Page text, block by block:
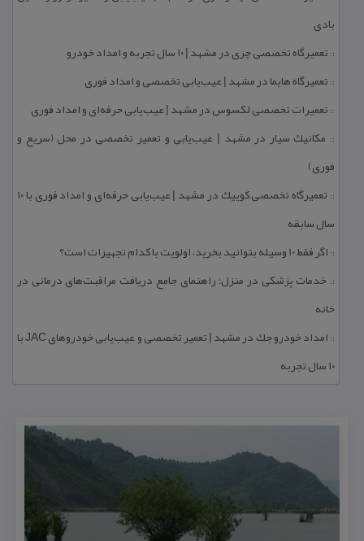
بادی
:: تعمیرگاه تخصصی چری در مشهد | ۱۰ سال تجربه و امداد خودرو
:: تعمیرگاه هایما در مشهد | عیب‌یابی تخصصی و امداد فوری
:: تعمیرات تخصصی لكسوس در مشهد | عیب‌یابی حرفه‌ای و امداد فوری
:: مكانیك سیار در مشهد | عیب‌یابی و تعمیر تخصصی در محل (سریع و
فوری)
::
تعمیرگاه تخصصی كوییك در مشهد | عیب‌یابی حرفه‌ای و امداد فوری با ۱۰
سال سابقه
:: اگر فقط 10 وسیله بتوانید بخرید، اولویت با كدام تجهیزات است؟
:: خدمات پزشكی در منزل؛ راهنمای جامع دریافت مراقبت‌های درمانی در
خانه
::
امداد خودرو جك در مشهد | تعمیر تخصصی و عیب‌یابی خودروهای JAC با
۱۰ سال تجربه